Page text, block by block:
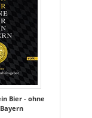
Bier - ohne